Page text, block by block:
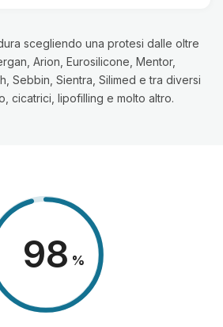
scegliendo una protesi dalle oltre
Arion, Eurosilicone, Mentor,
Sebbin, Sientra, Silimed e tra diversi
cicatrici, lipofilling e molto altro.
98 %